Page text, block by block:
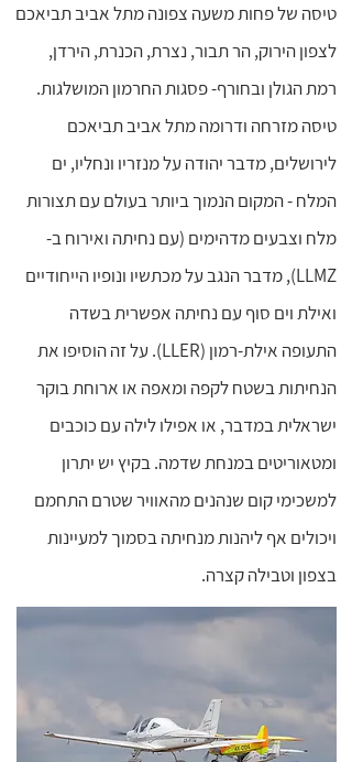
טיסה של פחות משעה צפונה מתל אביב תביאכם
לצפון הירוק, הר תבור, נצרת, הכנרת, הירדן,
רמת הגולן ובחורף- פסגות החרמון המושלגות.
טיסה מזרחה ודרומה מתל אביב תביאכם
לירושלים, מדבר יהודה על מנזריו ונחליו, ים
המלח - המקום הנמוך ביותר בעולם עם תצורות
מלח וצבעים מדהימים (עם נחיתה ואירוח ב-
LLMZ), מדבר הנגב על מכתשיו ונופיו הייחודיים
ואילת וים סוף עם נחיתה אפשרית בשדה
התעופה אילת-רמון (LLER). על זה הוסיפו את
הנחיתות בשטח לקפה ומאפה או ארוחת בוקר
ישראלית במדבר, או אפילו לילה עם כוכבים
ומטאוריטים במנחת שדמה. בקיץ יש יתרון
למשכימי קום שנהנים מהאוויר שטרם התחמם
ויכולים אף ליהנות מנחיתה בסמוך למעיינות
בצפון וטבילה קצרה.